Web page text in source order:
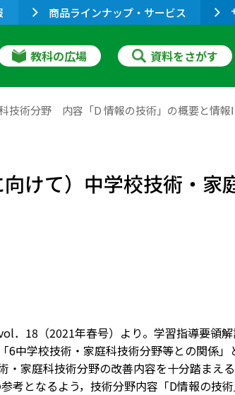
商品ラインナップ・サービス
教科の広場 資料をさがす
技術分野 内容「D 情報の技術」の概要と情報
向けて）中学校技術・
．18（2021年春号）より。学習指導要領
6中学校技術・家庭科技術分野等との関係
・家庭科技術分野の改善内容を十分踏まえ
考となるよう，技術分野内容「D情報の技